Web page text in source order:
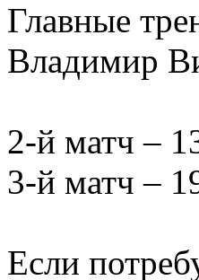
Главные
Владимир
2-й матч –
3-й матч –
Если